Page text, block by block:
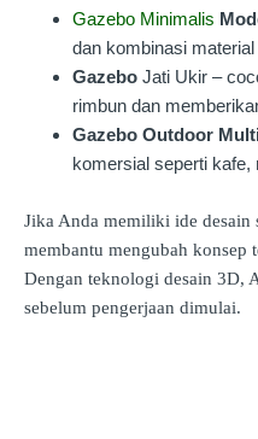
Gazebo Minimalis
dan kombinasi
Gazebo Jati Ukir –
rimbun dan
Gazebo Outdoor
komersial seperti kafe,
Jika Anda memiliki ide desain
membantu mengubah konsep
Dengan teknologi desain 3D,
sebelum pengerjaan dimulai.